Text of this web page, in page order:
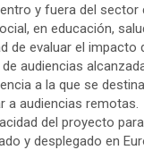
y fuera del sector
en educación,
de evaluar el impacto
audiencias
a la que se
a audiencias remotas.
del proyecto
y desplegado en